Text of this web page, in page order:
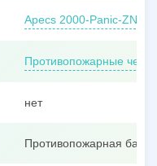
Apecs 2000-Panic-ZN,
Противопожарные
нет
Противопожарная